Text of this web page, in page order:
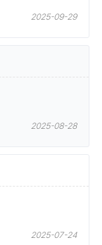
2025-09-29
2025-08-28
2025-07-24